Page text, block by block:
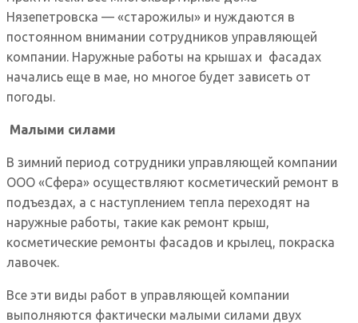
Нязепетровска — «старожилы» и нуждаются в
постоянном внимании сотрудников управляющей
компании. Наружные работы на крышах и фасадах
начались еще в мае, но многое будет зависеть от
погоды.
Малыми силами
В зимний период сотрудники управляющей компании
ООО «Сфера» осуществляют косметический ремонт в
подъездах, а с наступлением тепла переходят на
наружные работы, такие как ремонт крыш,
косметические ремонты фасадов и крылец, покраска
лавочек.
Все эти виды работ в управляющей компании
выполняются фактически малыми силами двух